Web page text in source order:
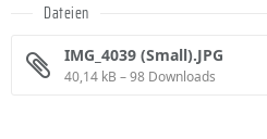
Dateien
IMG_4039 (Small).JPG
40,14 kB – 98 Downloads